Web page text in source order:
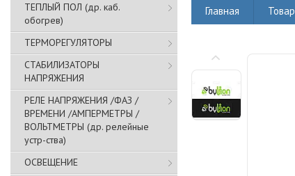
ТЕПЛЫЙ ПОЛ (др. каб.
обогрев)
ТЕРМОРЕГУЛЯТОРЫ
СТАБИЛИЗАТОРЫ
НАПРЯЖЕНИЯ
РЕЛЕ НАПРЯЖЕНИЯ /ФАЗ /
ВРЕМЕНИ /АМПЕРМЕТРЫ /
ВОЛЬТМЕТРЫ (др. релейные
устр-ства)
ОСВЕЩЕНИЕ
Главная